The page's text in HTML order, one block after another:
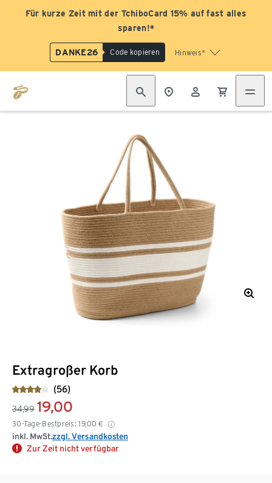
Für kurze Zeit mit der TchiboCard 15% auf fast alles
sparen!*
DANKE26 Code kopieren Hinweis*
Extragroßer Korb
(56)
34,99 19,00
30-Tage-Bestpreis: 19,00 €
inkl. MwSt.zzgl. Versandkosten
Zur Zeit nicht verfügbar